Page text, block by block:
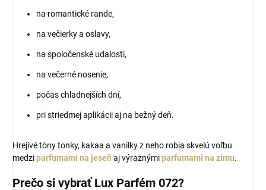
na romantické rande,
na večierky a oslavy,
na spoločenské udalosti,
na večerné nosenie,
počas chladnejších dní,
pri striedmej aplikácii aj na bežný deň.
Hrejivé tóny tonky, kakaa a vanilky z neho robia skvelú voľbu
medziparfumami na jeseň aj výraznýmiparfumami na zimu.
Prečo si vybrať Lux Parfém 072?